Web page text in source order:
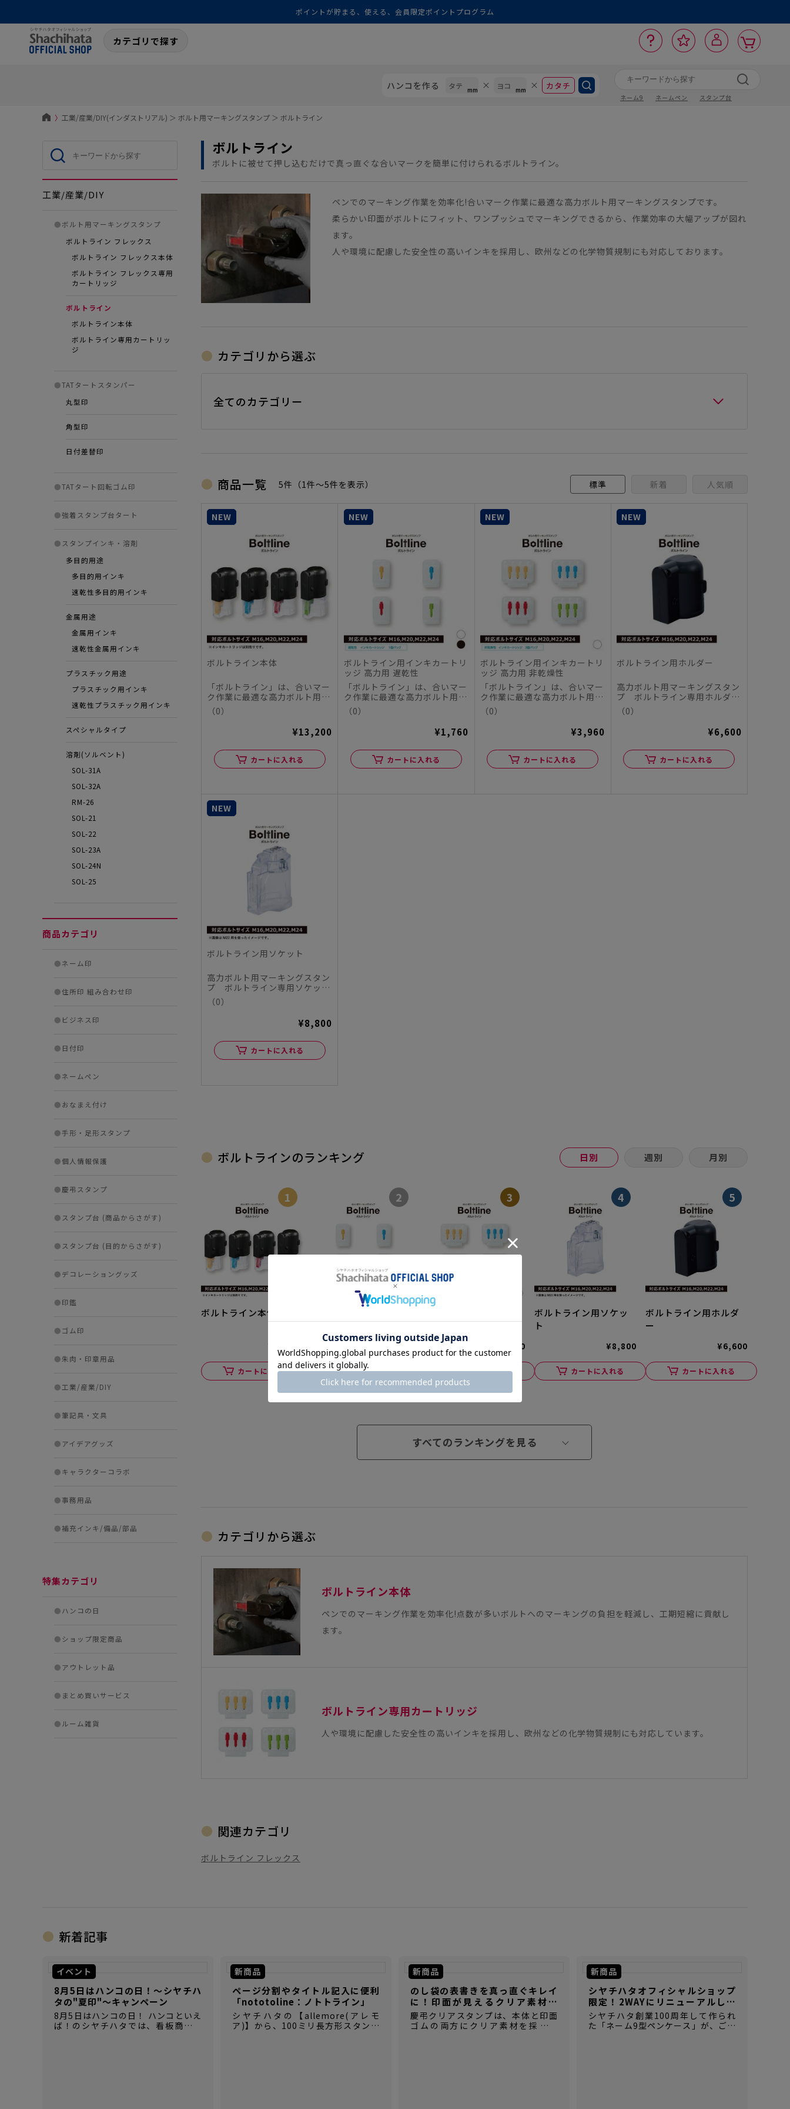
ポイントが貯まる、使える、会員限定ポイントプログラム
カテゴリで探す
ハンコを作る カタチ
ネーム9 ネームペン スタンプ台
サ
ポ
ト
ー お
気
に
入
り
ロ
グ
イ
ン ト
ー
〉 工業/産業/DIY(インダストリアル) ＞ ボルト用マーキングスタンプ＞ ボルトライン
工業/産業/DIY
●ボルト用マーキングスタンプ
ボルトライン フレックス
ボルトライン フレックス本体
ボルトライン フレックス専用
カートリッジ
ボルトライン
ボルトライン本体
ボルトライン専用カートリッ
ジ
●TATタートスタンパー
丸型印
角型印
日付差替印
●TATタート回転ゴム印
●強着スタンプ台タート
● スタンプインキ・溶剤
多目的用途
多目的用インキ
速乾性多目的用インキ
金属用途
金属用インキ
速乾性金属用インキ
プラスチック用途
プラスチック用インキ
速乾性プラスチック用インキ
スペシャルタイプ
溶剤(ソルベント)
SOL-31A
SOL-32A
RM-26
SOL-21
SOL-22
SOL-23A
SOL-24N
SOL-25
商品カテゴリ
●ネーム印
●住所印 組み合わせ印
● ビジネス印
● 日付印
●ネームペン
●おなまえ付け
●手形・足形スタンプ
●個人情報保護
●慶弔スタンプ
● スタンプ台 (商品からさがす)
● スタンプ台 (目的からさがす)
●デコレーショングッズ
●印鑑
●ゴム印
●朱肉・印章用品
●工業/産業/DIY
●筆記具・文具
●アイデアグッズ
●キャラクターコラボ
●事務用品
●補充インキ/備品/部品
特集カテゴリ
●ハンコの日
●ショップ限定商品
●アウトレット品
● まとめ買いサービス
● ルーム雑貨
ボルトライン
ボルトに被せて押し込むだけで真っ直ぐな合いマークを簡単に付けられるボルトライン。
ペンでのマーキング作業を効率化!合いマーク作業に最適な高力ボルト用マーキングスタンプです。
柔らかい印面がボルトにフィット、ワンプッシュでマーキングできるから、作業効率の大幅アップが図れ
ます。
人や環境に配慮した安全性の高いインキを採用し、欧州などの化学物質規制にも対応しております。
カテゴリから選ぶ
全てのカテゴリー
商品一覧 5件（1件〜5件を表示） 標準 新着 人気順
NEW
ボルトライン本体
「ボルトライン」は、合いマー
ク作業に最適な高力ボルト用マ
ーキングスタンプです。 M16...
（0）
¥13,200
カートに入れる
NEW
ボルトライン用インキカートリ
ッジ 高力用 遅乾性
「ボルトライン」は、合いマー
ク作業に最適な高力ボルト用マ
ーキングスタンプです。 M16...
（0）
¥1,760
カートに入れる
NEW
ボルトライン用インキカートリ
ッジ 高力用 非乾燥性
「ボルトライン」は、合いマー
ク作業に最適な高力ボルト用マ
ーキングスタンプです。 M16...
（0）
¥3,960
カートに入れる
NEW
ボルトライン用ホルダー
高力ボルト用マーキングスタン
プ ボルトライン専用ホルダー
です。
（0）
¥6,600
カートに入れる
NEW
ボルトライン用ソケット
高力ボルト用マーキングスタン
プ ボルトライン専用ソケット
です。
（0）
¥8,800
カートに入れる
ボルトラインのランキング 日別 週別 月別
1
ボルトライン本体
カートに入れる
2
カートリッジ 高力用 遅
乾性
¥1,760
カートに入れる
3
カートリッジ 高力用 非
乾燥性
¥3,960
カートに入れる
4
ボルトライン用ソケッ
ト
¥8,800
カートに入れる
5
ボルトライン用ホルダ
ー
¥6,600
カートに入れる
すべてのランキングを見る
カテゴリから選ぶ
ボルトライン本体
ペンでのマーキング作業を効率化!点数が多いボルトへのマーキングの負担を軽減し、工期短縮に貢献し
ます。
ボルトライン専用カートリッジ
人や環境に配慮した安全性の高いインキを採用し、欧州などの化学物質規制にも対応しています。
関連カテゴリ
ボルトライン フレックス
新着記事
イベント
8月5日はハンコの日！～シヤチハ
タの"夏印"～キャンペーン
8月5日はハンコの日！ ハンコといえ
ば！のシヤチハタでは、看板商品の
新商品
ページ分割やタイトル記入に便利
「nototoline：ノトトライン」
シヤチハタの【allemore(アレモ
ア)】から、100ミリ長方形スタンプ
新商品
のし袋の表書きを真っ直ぐキレイ
に！印面が見えるクリア素材の
【慶弔クリアスタンプ】
慶弔クリアスタンプは、本体と印面
ゴムの両方にクリア素材を採用し
新商品
シヤチハタオフィシャルショップ
限定！2WAYにリニューアルした
【ネーム9型ペンケース】
シヤチハタ創業100周年して作られ
た「ネーム9型ペンケース」が、ご好